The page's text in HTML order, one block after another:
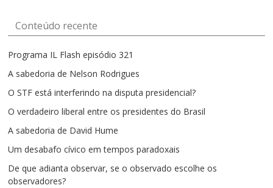
Conteúdo recente
Programa IL Flash episódio 321
A sabedoria de Nelson Rodrigues
O STF está interferindo na disputa presidencial?
O verdadeiro liberal entre os presidentes do Brasil
A sabedoria de David Hume
Um desabafo cívico em tempos paradoxais
De que adianta observar, se o observado escolhe os
observadores?